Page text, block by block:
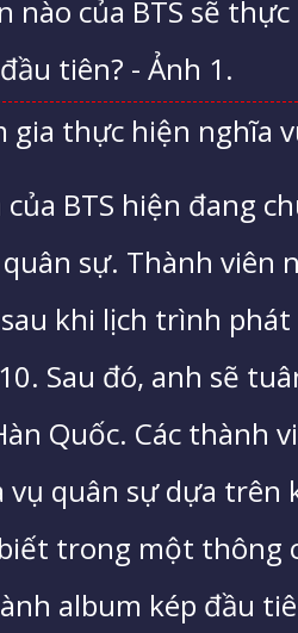
gia thực hiện nghĩa
BTS hiện đang
sự. Thành viên
khi lịch trình
Sau đó, anh sẽ
Quốc. Các thành
quân sự dựa trên
trong một thông
album kép đầu